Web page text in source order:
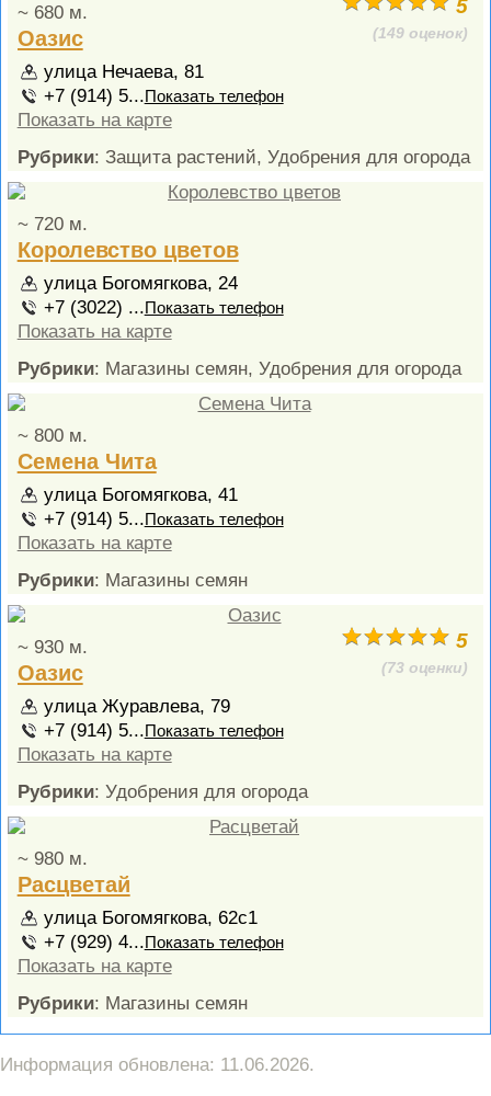
5
(149 оценок)
~ 680 м.
Оазис
улица Нечаева, 81
+7 (914) 5...Показать телефон
Показать на карте
Рубрики: Защита растений, Удобрения для огорода
~ 720 м.
Королевство цветов
улица Богомягкова, 24
+7 (3022) ...Показать телефон
Показать на карте
Рубрики: Магазины семян, Удобрения для огорода
~ 800 м.
Семена Чита
улица Богомягкова, 41
+7 (914) 5...Показать телефон
Показать на карте
Рубрики: Магазины семян
5
(73 оценки)
~ 930 м.
Оазис
улица Журавлева, 79
+7 (914) 5...Показать телефон
Показать на карте
Рубрики: Удобрения для огорода
~ 980 м.
Расцветай
улица Богомягкова, 62с1
+7 (929) 4...Показать телефон
Показать на карте
Рубрики: Магазины семян
Информация обновлена: 11.06.2026.